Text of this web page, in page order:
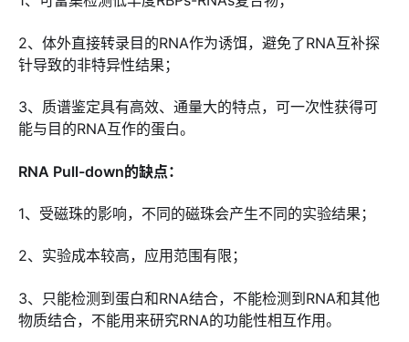
2、体外直接转录目的RNA作为诱饵，避免了RNA互补探
针导致的非特异性结果；
3、质谱鉴定具有高效、通量大的特点，可一次性获得可
能与目的RNA互作的蛋白。
RNA Pull-down的缺点：
1、受磁珠的影响，不同的磁珠会产生不同的实验结果；
2、实验成本较高，应用范围有限；
3、只能检测到蛋白和RNA结合，不能检测到RNA和其他
物质结合，不能用来研究RNA的功能性相互作用。